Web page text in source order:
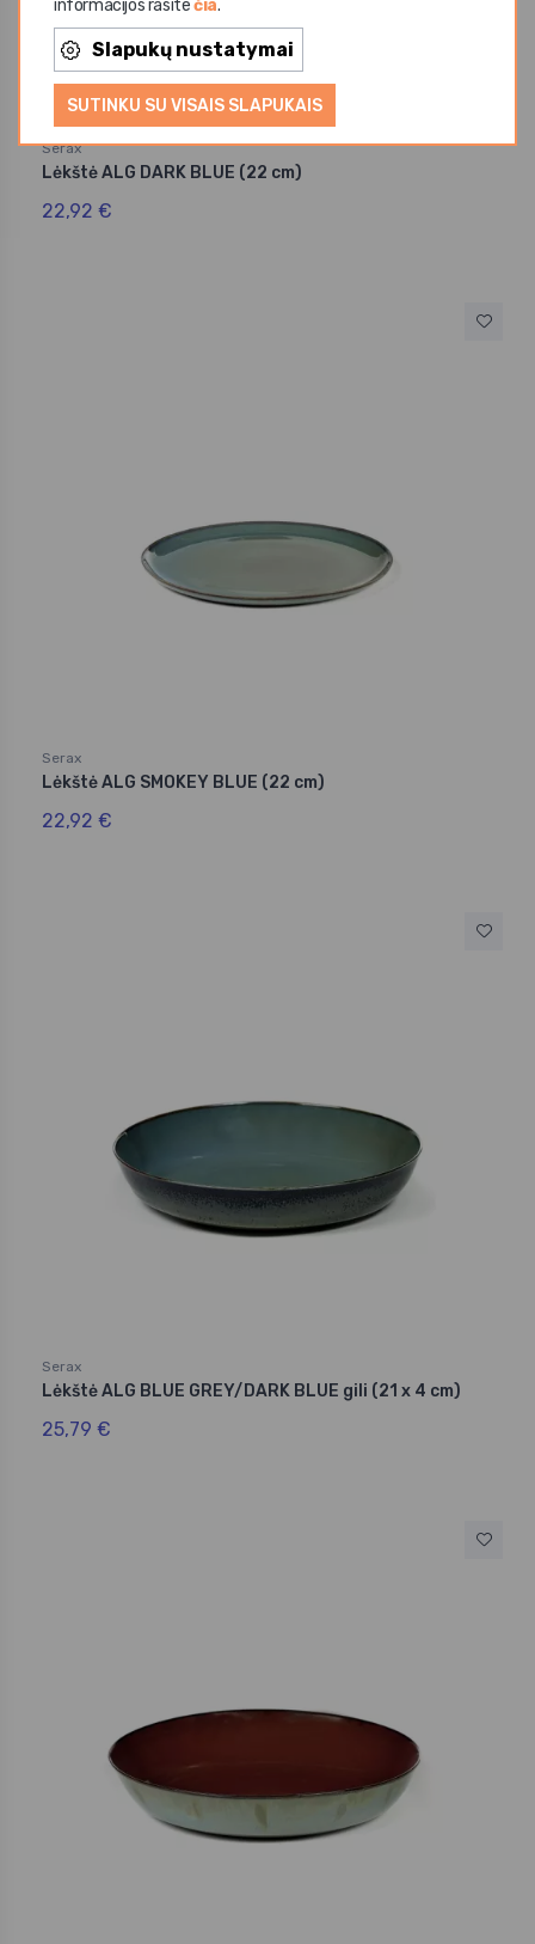
informacijos rasitečia.
Slapukų nustatymai
SUTINKU SU VISAIS SLAPUKAIS
Serax
Lėkštė ALG DARK BLUE (22 cm)
22,92 €
Serax
Lėkštė ALG SMOKEY BLUE (22 cm)
22,92 €
Serax
Lėkštė ALG BLUE GREY/DARK BLUE gili (21 x 4 cm)
25,79 €